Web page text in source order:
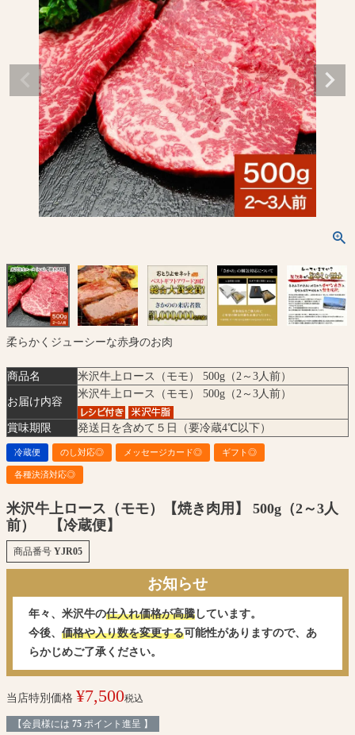
柔らかくジューシーな赤身のお肉
商品名 米沢牛上ロース（モモ） 500g（2～3人前）
お届け内容
米沢牛上ロース（モモ） 500g（2～3人前）
賞味期限 発送日を含めて５日（要冷蔵4℃以下）
冷蔵便 のし対応◎ メッセージカード◎ ギフト◎
各種決済対応◎
米沢牛上ロース（モモ）【焼き肉用】 500g（2～3人
前） 【冷蔵便】
商品番号 YJR05
お知らせ
年々、米沢牛の仕入れ価格が高騰 しています。
今後、 価格や入り数を変更する可能性がありますので、あ
らかじめご了承ください。
当店特別価格 ¥7,500税込
【会員様には 75 ポイント進呈 】